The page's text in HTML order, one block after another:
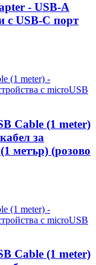
- USB-A
с USB-C порт
Cable (1 meter)
за
метър) (розово
Cable (1 meter)